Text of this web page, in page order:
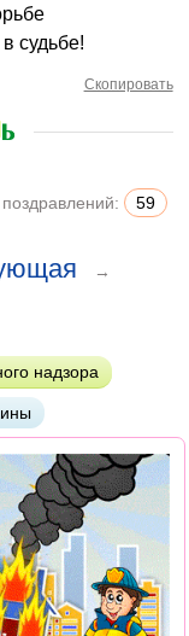
судьбе!
Скопировать
поздравлений: 59
→
надзора